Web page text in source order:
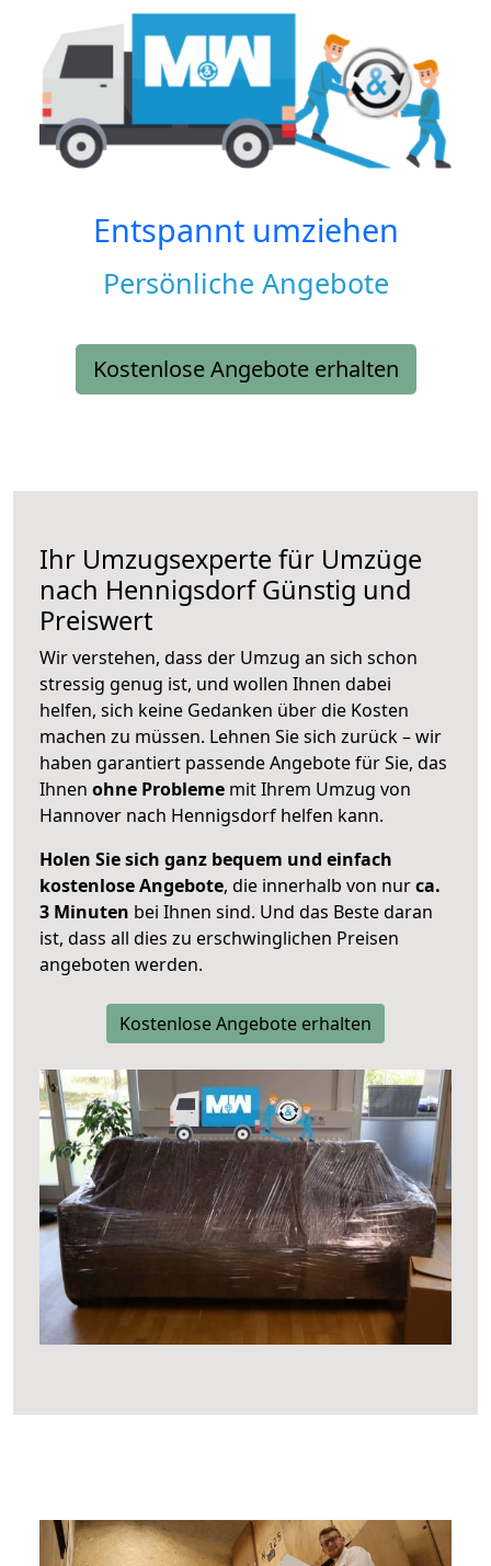
Entspannt umziehen
Persönliche Angebote
Kostenlose Angebote erhalten
Ihr Umzugsexperte für Umzüge
nach HennigsdorfGünstig und
Preiswert
Wir verstehen, dass der Umzug an sich schon
stressig genug ist, und wollen Ihnen dabei
helfen, sich keine Gedanken über die Kosten
machen zu müssen. Lehnen Sie sich zurück – wir
haben garantiert passende Angebote für Sie, das
Ihnen ohne Probleme mit Ihrem Umzug von
Hannover nach Hennigsdorf helfen kann.
Holen Sie sich ganz bequem und einfach
kostenlose Angebote, die innerhalb von nurca.
3 Minuten bei Ihnen sind. Und das Beste daran
ist, dass all dies zu erschwinglichen Preisen
angeboten werden.
Kostenlose Angebote erhalten